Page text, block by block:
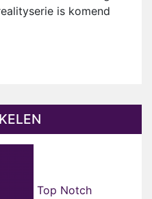
is komend
Top Notch